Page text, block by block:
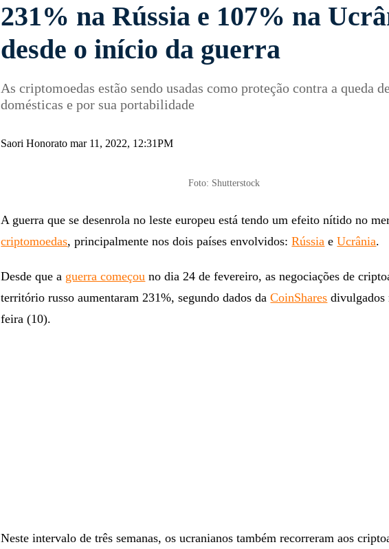
231% na Rússia e 107% na
desde o início da guerra
As criptomoedas estão sendo usadas como proteção contra a queda
domésticas e por sua portabilidade
Saori Honorato mar 11, 2022, 12:31PM
Foto: Shutterstock
A guerra que se desenrola no leste europeu está tendo um efeito nítido no
criptomoedas, principalmente nos dois países envolvidos:Rússia eUcrânia.
Desde que a guerra começou no dia 24 de fevereiro, as negociações de
território russo aumentaram 231%, segundo dados daCoinShares divulgados
feira (10).
Neste intervalo de três semanas, os ucranianos também recorreram aos